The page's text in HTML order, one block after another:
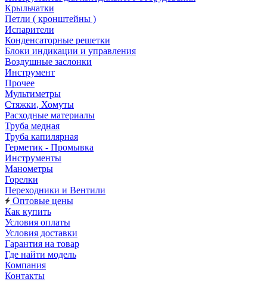
Крыльчатки
Петли ( кронштейны )
Испарители
Конденсаторные решетки
Блоки индикации и управления
Воздушные заслонки
Инструмент
Прочее
Мультиметры
Стяжки, Хомуты
Расходные материалы
Труба медная
Труба капилярная
Герметик - Промывка
Инструменты
Манометры
Горелки
Переходники и Вентили
Оптовые цены
Как купить
Условия оплаты
Условия доставки
Гарантия на товар
Где найти модель
Компания
Контакты